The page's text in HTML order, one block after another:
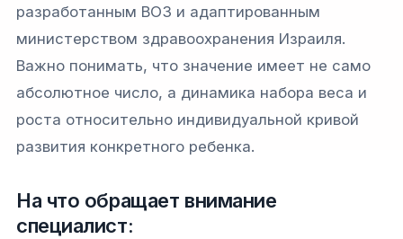
разработанным ВОЗ и адаптированным
министерством здравоохранения Израиля.
Важно понимать, что значение имеет не само
абсолютное число, а динамика набора веса и
роста относительно индивидуальной кривой
развития конкретного ребенка.
На что обращает внимание
специалист: